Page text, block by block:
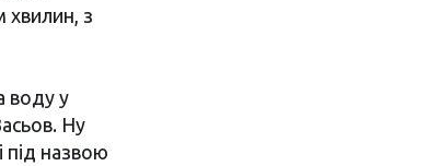
хвилин, з
воду у
Ну
під назвою